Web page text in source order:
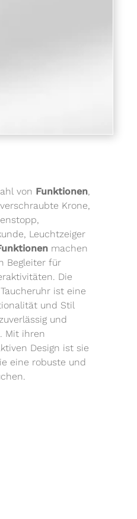
von Funktionen,
Krone,
Leuchtzeiger
machen
Begleiter für
Die
ist eine
und Stil
und
Mit ihren
Design ist sie
eine robuste und